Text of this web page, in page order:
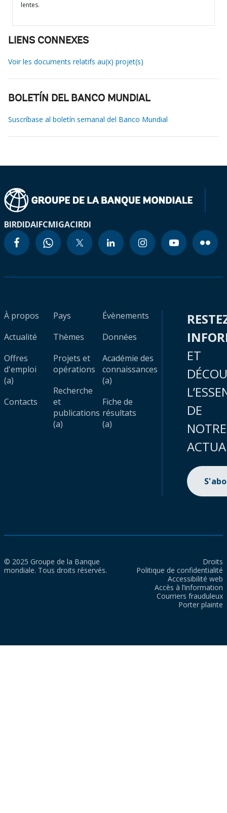
lentes.
LIENS CONNEXES
Voir les documents relatifs au(x) projet(s)
BOLETÍN DEL BANCO MUNDIAL
Suscríbase al boletín semanal del Banco Mundial
BIRDIDAIFCMIGACIRDI
À propos
Actualité
Offres
d'emploi
(a)
Contacts
Pays
Thèmes
Projets et
opérations
Recherche
et
publications
(a)
Évènements
Données
Académie des
connaissances
(a)
Fiche de
résultats
(a)
ET
DE
NOTRE
© 2025 Groupe de la Banque
mondiale. Tous droits réservés.
Droits
Politique de confidentialité
Accessibilité web
Accès à l’information
Courriers frauduleux
Porter plainte